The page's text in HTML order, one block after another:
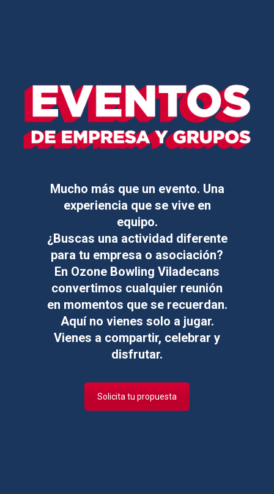
Mucho más que un evento. Una
experiencia que se vive en
equipo.
¿Buscas una actividad diferente
para tu empresa o asociación?
En Ozone Bowling Viladecans
convertimos cualquier reunión
en momentos que se recuerdan.
Aquí no vienes solo a jugar.
Vienes a compartir, celebrar y
disfrutar.
Solicita tu propuesta